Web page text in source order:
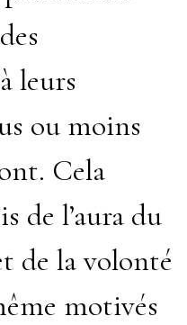
leurs
ou moins
Cela
de l’aura du
de la volonté
motivés